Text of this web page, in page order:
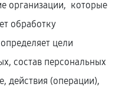
организации, которые
обработку
цели
состав персональных
действия (операции),